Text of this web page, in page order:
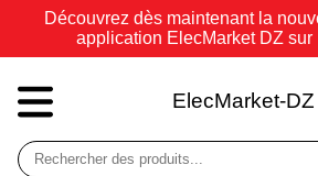
Découvrez dès maintenant la
application ElecMarket DZ sur
ElecMarket-DZ